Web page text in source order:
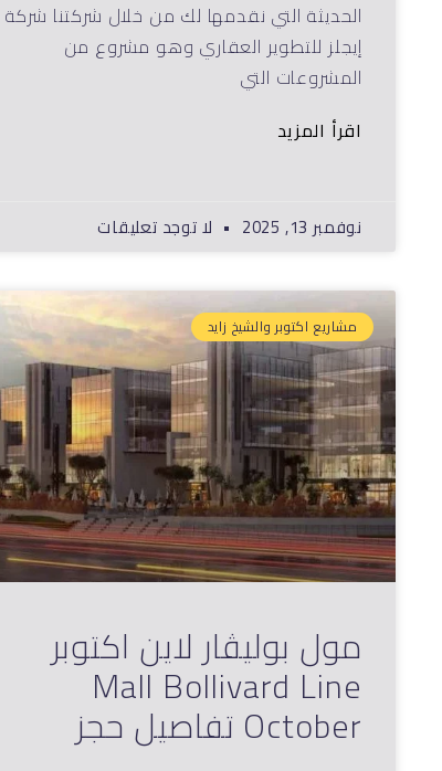
الحديثة التي نقدمها لك من خلال شركتنا شركة
إيجلز للتطوير العقاري وهو مشروع من
المشروعات التي
اقرأ المزيد
نوفمبر 13, 2025 لا توجد تعليقات
مشاريع اكتوبر والشيخ زايد
مول بوليڤار لاين اكتوبر
Mall Bollivard Line
October تفاصيل حجز